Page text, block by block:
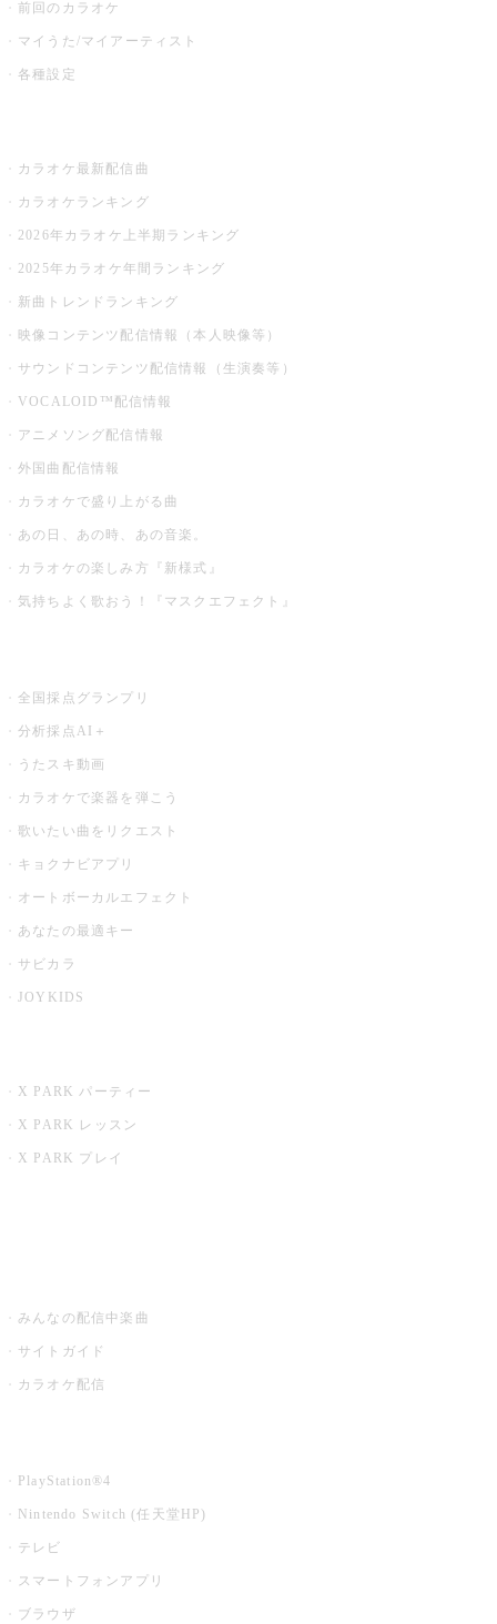
前回のカラオケ
マイうた/マイアーティスト
各種設定
カラオケ最新配信曲
カラオケランキング
2026年カラオケ上半期ランキング
2025年カラオケ年間ランキング
新曲トレンドランキング
映像コンテンツ配信情報（本人映像等）
サウンドコンテンツ配信情報（生演奏等）
VOCALOID™配信情報
アニメソング配信情報
外国曲配信情報
カラオケで盛り上がる曲
あの日、あの時、あの音楽。
カラオケの楽しみ方『新様式』
気持ちよく歌おう！『マスクエフェクト』
全国採点グランプリ
分析採点AI＋
うたスキ動画
カラオケで楽器を弾こう
歌いたい曲をリクエスト
キョクナビアプリ
オートボーカルエフェクト
あなたの最適キー
サビカラ
JOYKIDS
X PARK パーティー
X PARK レッスン
X PARK プレイ
みんなの配信中楽曲
サイトガイド
カラオケ配信
PlayStation®4
Nintendo Switch (任天堂HP)
テレビ
スマートフォンアプリ
ブラウザ